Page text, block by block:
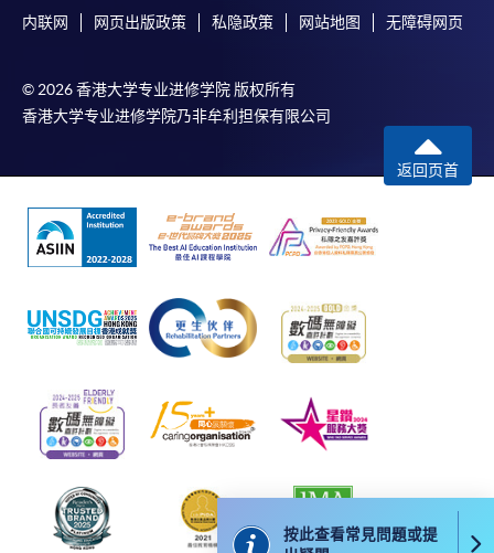
按此查看常見問題或提
折
内联网 网页出版政策 私隐政策 网站地图 无障碍网页
© 2026 香港大学专业进修学院 版权所有
香港大学专业进修学院乃非牟利担保有限公司
返回页首